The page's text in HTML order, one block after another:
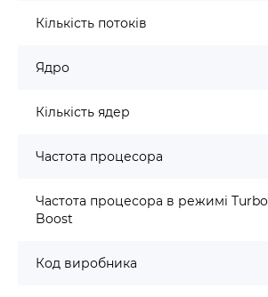
Кількість потоків
Ядро
Кількість ядер
Частота процесора
Частота процесора в режимі Turbo
Boost
Код виробника